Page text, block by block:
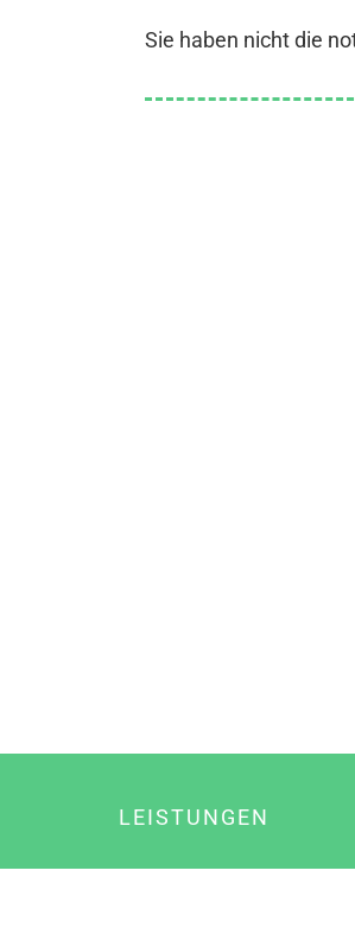
Sie haben nicht die
LEISTUNGEN